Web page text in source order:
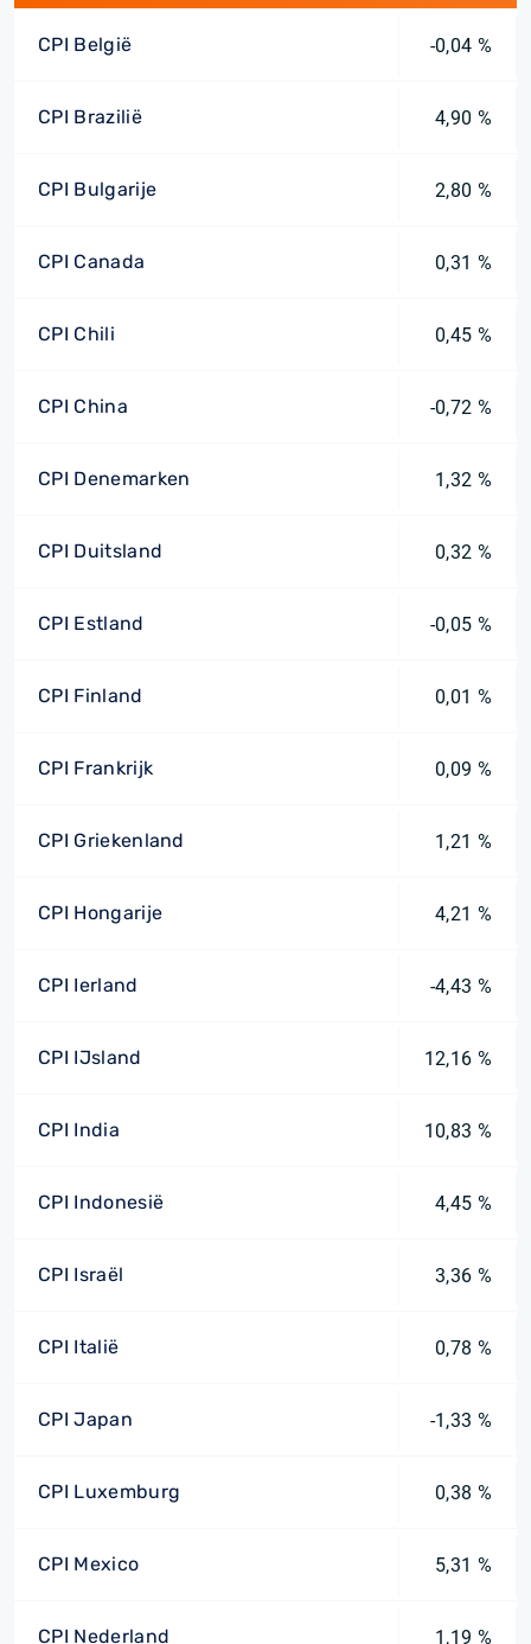
CPI België -0,04 %
CPI Brazilië 4,90 %
CPI Bulgarije 2,80 %
CPI Canada 0,31 %
CPI Chili 0,45 %
CPI China -0,72 %
CPI Denemarken 1,32 %
CPI Duitsland 0,32 %
CPI Estland -0,05 %
CPI Finland 0,01 %
CPI Frankrijk 0,09 %
CPI Griekenland 1,21 %
CPI Hongarije 4,21 %
CPI Ierland -4,43 %
CPI IJsland 12,16 %
CPI India 10,83 %
CPI Indonesië 4,45 %
CPI Israël 3,36 %
CPI Italië 0,78 %
CPI Japan -1,33 %
CPI Luxemburg 0,38 %
CPI Mexico 5,31 %
CPI Nederland 1,19 %